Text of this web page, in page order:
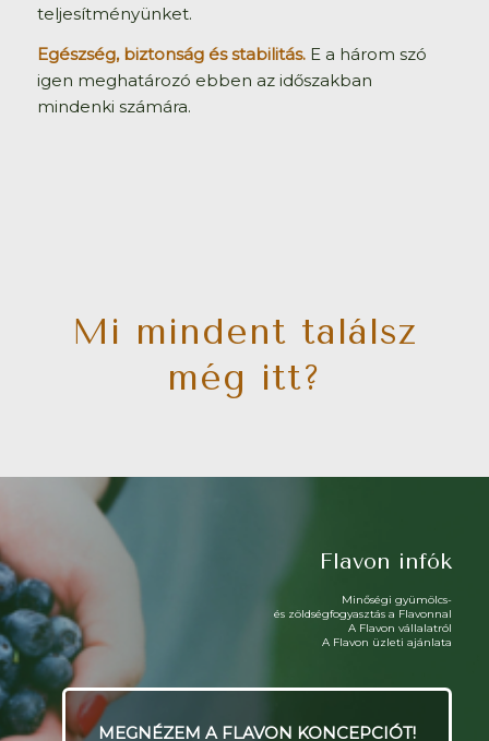
teljesítményünket.
Egészség, biztonság és stabilitás.E a három szó
igen meghatározó ebben az időszakban
mindenki számára.
Mi mindent találsz
még itt?
Flavon infók
Minőségi gyümölcs-
és zöldségfogyasztás a Flavonnal
A Flavon vállalatról
A Flavon üzleti ajánlata
MEGNÉZEM A FLAVON KONCEPCIÓT!